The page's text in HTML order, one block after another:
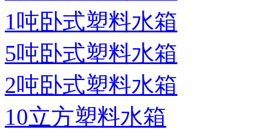
1吨卧式塑料水箱
5吨卧式塑料水箱
2吨卧式塑料水箱
10立方塑料水箱